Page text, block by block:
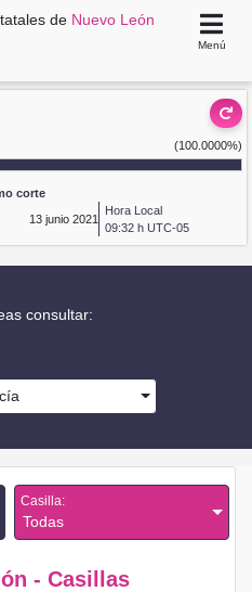
de Nuevo León
Menú
(100.0000%)
corte
13 junio 2021
Hora Local
09:32 h UTC-05
consultar:
Casilla:
Todas
- Casillas